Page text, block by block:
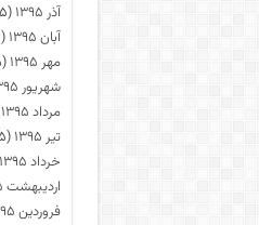
آذر ۱۳۹۵
(۵)
آبان ۱۳۹۵
(۵)
مهر ۱۳۹۵
(۵)
شهریور ۱۳۹۵
مرداد ۱۳۹۵
تیر ۱۳۹۵
(۵)
خرداد ۱۳۹۵
اردیبهشت ۱۳۹۵
فروردین ۱۳۹۵